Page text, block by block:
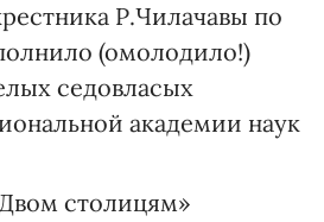
Р.Чилачавы по
(омолодило!)
седовласых
академии наук
столицям»